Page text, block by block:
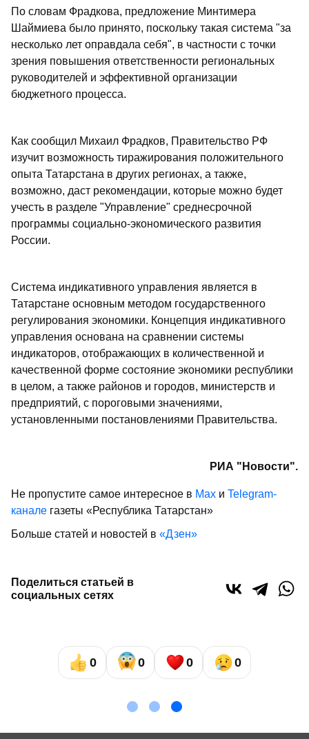
По словам Фрадкова, предложение Минтимера
Шаймиева было принято, поскольку такая система "за
несколько лет оправдала себя", в частности с точки
зрения повышения ответственности региональных
руководителей и эффективной организации
бюджетного процесса.
Как сообщил Михаил Фрадков, Правительство РФ
изучит возможность тиражирования положительного
опыта Татарстана в других регионах, а также,
возможно, даст рекомендации, которые можно будет
учесть в разделе "Управление" среднесрочной
программы социально-экономического развития
России.
Система индикативного управления является в
Татарстане основным методом государственного
регулирования экономики. Концепция индикативного
управления основана на сравнении системы
индикаторов, отображающих в количественной и
качественной форме состояние экономики республики
в целом, а также районов и городов, министерств и
предприятий, с пороговыми значениями,
установленными постановлениями Правительства.
РИА "Новости".
Не пропустите самое интересное в Max и Telegram-
канале газеты «Республика Татарстан»
Больше статей и новостей в «Дзен»
Поделиться статьей в
социальных сетях
0 0 0 0